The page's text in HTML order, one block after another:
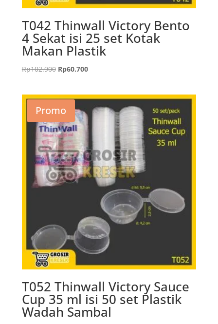
T042 Thinwall Victory Bento
4 Sekat isi 25 set Kotak
Makan Plastik
Rp102.900 Harga
Rp102.900.
Rp60.700Harga
adalah:
Rp60.700.
Promo
T052 Thinwall Victory Sauce
Cup 35 ml isi 50 set Plastik
Wadah Sambal